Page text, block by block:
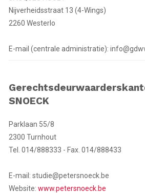
Nijverheidsstraat 13 (4-Wings)
2260 Westerlo
E-mail (centrale administratie):
SNOECK
Parklaan 55/8
2300 Turnhout
Tel. 014/888333 - Fax. 014/888433
E-mail: studie@petersnoeck.be
Website: www.petersnoeck.be